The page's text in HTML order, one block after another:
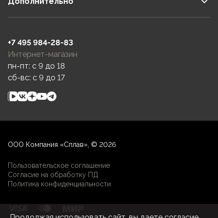
+7 495 984-28-83
Интернет-магазин
пн-пт: c 9 до 18
сб-вс: c 9 до 17
ООО Компания «Сплав», © 2026
Пользовательское соглашение
Согласие на обработку ПД
Политика конфиденциальности